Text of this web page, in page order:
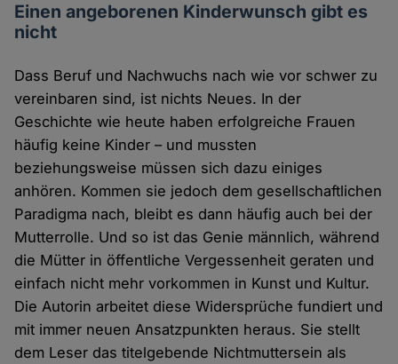
Einen angeborenen Kinderwunsch gibt es
nicht
Dass Beruf und Nachwuchs nach wie vor schwer zu
vereinbaren sind, ist nichts Neues. In der
Geschichte wie heute haben erfolgreiche Frauen
häufig keine Kinder – und mussten
beziehungsweise müssen sich dazu einiges
anhören. Kommen sie jedoch dem gesellschaftlichen
Paradigma nach, bleibt es dann häufig auch bei der
Mutterrolle. Und so ist das Genie männlich, während
die Mütter in öffentliche Vergessenheit geraten und
einfach nicht mehr vorkommen in Kunst und Kultur.
Die Autorin arbeitet diese Widersprüche fundiert und
mit immer neuen Ansatzpunkten heraus. Sie stellt
dem Leser das titelgebende Nichtmuttersein als